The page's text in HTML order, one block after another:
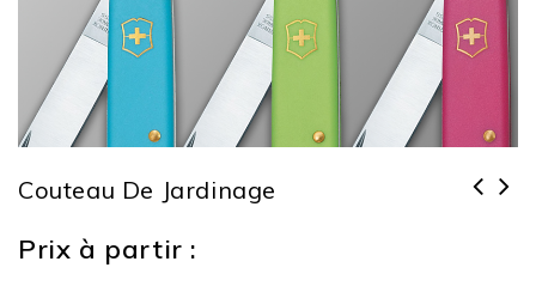
Couteau De Jardinage
Prix à partir :